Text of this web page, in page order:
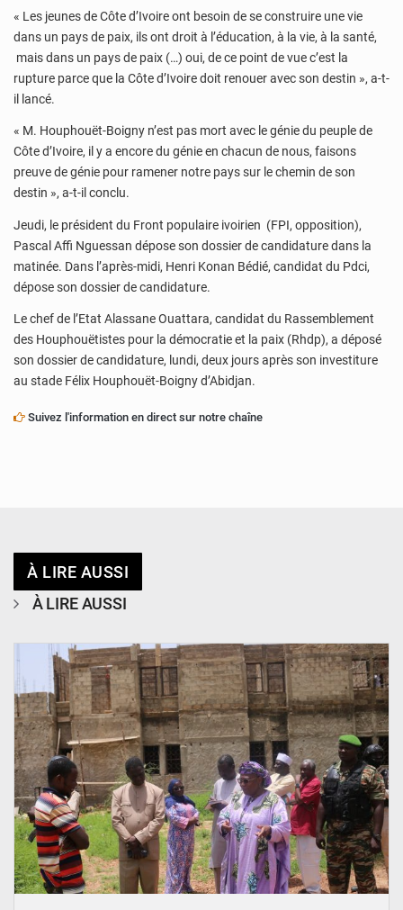
« Les jeunes de Côte d’Ivoire ont besoin de se construire une vie
dans un pays de paix, ils ont droit à l’éducation, à la vie, à la santé,
mais dans un pays de paix (…) oui, de ce point de vue c’est la
rupture parce que la Côte d’Ivoire doit renouer avec son destin », a-t-
il lancé.
« M. Houphouët-Boigny n’est pas mort avec le génie du peuple de
Côte d’Ivoire, il y a encore du génie en chacun de nous, faisons
preuve de génie pour ramener notre pays sur le chemin de son
destin », a-t-il conclu.
Jeudi, le président du Front populaire ivoirien (FPI, opposition),
Pascal Affi Nguessan dépose son dossier de candidature dans la
matinée. Dans l’après-midi, Henri Konan Bédié, candidat du Pdci,
dépose son dossier de candidature.
Le chef de l’Etat Alassane Ouattara, candidat du Rassemblement
des Houphouëtistes pour la démocratie et la paix (Rhdp), a déposé
son dossier de candidature, lundi, deux jours après son investiture
au stade Félix Houphouët-Boigny d’Abidjan.
Suivez l'information en direct sur notre chaîne
À LIRE AUSSI
À LIRE AUSSI